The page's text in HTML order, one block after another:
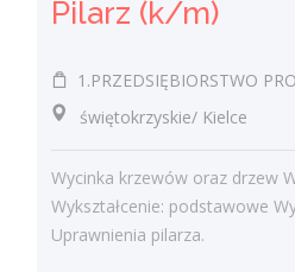
Pilarz (k/m)
1.PRZEDSIĘBIORSTWO PRODUKCYJNO-HANDLOWO-USŁUGOWE EUROPLUS JÓZEF
świętokrzyskie/ Kielce
Wycinka krzewów oraz drzew
Wykształcenie: podstawowe
Uprawnienia pilarza.